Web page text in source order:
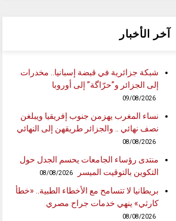
آخر الأخبار
شبكة جزائرية في قبضة إسبانيا.. مخدرات
إلى الجزائر و”حرّاگة” إلى أوروبا
09/08/2026
نساء المغرب يهزمن جنوب إفريقيا ويبلغن
نصف نهائي .. والجزائر طريقهن إلى النهائي
08/08/2026
منتدى رؤساء الجامعات يحسم الجدل حول
التكوين بالتوقيت الميسر
08/08/2026
بريطانيا لا تتسامح مع الأخطاء الطبية.. «خطأ
كارثي» ينهي خدمات جراح مصري
08/08/2026